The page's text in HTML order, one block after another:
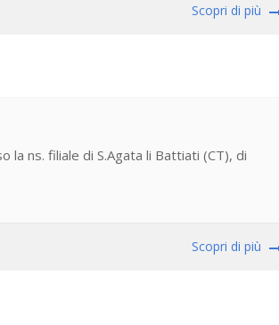
Scopri di più
la ns. filiale di S.Agata li Battiati (CT), di
Scopri di più